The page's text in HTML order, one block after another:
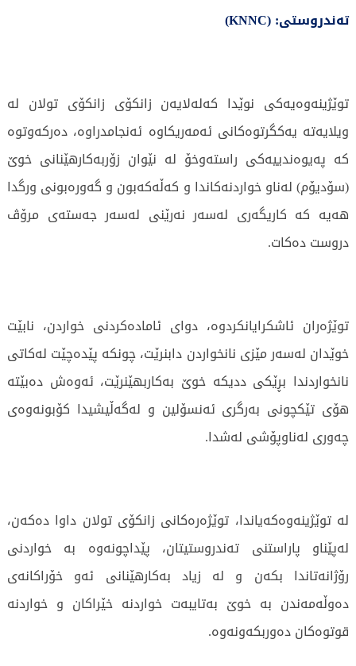
تەندروستی: (KNNC)
توێژینەوەیەكی نوێدا كەلەلایەن زانكۆی زانکۆی تولان لە
ویلایەتە یەكگرتوەكانی ئەمەریکاوە ئەنجامدراوە، دەركەوتوە
كە پەیوەندییەکی راستەوخۆ لە نێوان زۆربەكارهێنانی خوێ
(سۆدیۆم) لەناو خواردنەكاندا و كەڵەكەبون و گەورەبونی ورگدا
هەیە كە كاریگەری لەسەر نەرێنی لەسەر جەستەی مرۆڤ
دروست دەكات.
توێژەران ئاشكرایانكردوە، دوای ئامادەكردنی خواردن، نابێت
خوێدان لەسەر مێزی نانخواردن دابنرێت، چونكە پێدەچێت لەكاتی
نانخواردندا بڕێكی ددیكە خوێ بەكاربهێنرێت، ئەوەش دەبێتە
هۆی تێكچونی بەرگری ئەنسۆلین و لەگەڵیشیدا کۆبونەوەی
چەوری لەناوپۆشی لەشدا.
لە توێژینەوەكەیاندا، توێژەرەكانی زانكۆی تولان داوا دەکەن،
لەپێناو پاراستنی تەندروستیتان، پێداچونەوە بە خواردنی
رۆژانەتاندا بكەن و لە زیاد بەكارهێنانی ئەو خۆراکانەی
دەوڵەمەندن بە خوێ بەتایبەت خواردنە خێراکان و خواردنە
قوتوەکان دەوربكەونەوە.